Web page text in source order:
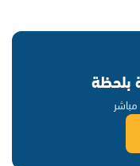
بلحظة
مباشر